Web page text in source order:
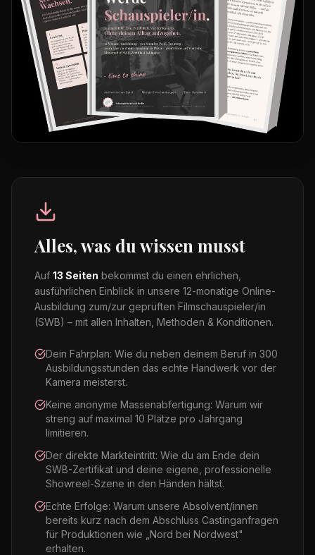
Alles, was du wissen musst
Auf 13 Seiten bekommst du einen ehrlichen,
ausführlichen Einblick in unsere 12-monatige Online-
Ausbildung zum/zur geprüften Filmschauspieler/in
(SWB) – mit allen Inhalten, Methoden & Konditionen.
Dein Fahrplan: Wie du neben deinem Beruf in 300
Ausbildungsstunden das echte Handwerk vor der
Kamera meisterst.
Keine anonyme Massenabfertigung: Warum wir
streng auf maximal 10 Plätze pro Jahrgang
limitieren.
Der direkte Markteintritt: Wie du am Ende dein
SWB-Zertifikat und deine eigene, professionelle
Showreel-Szene in den Händen hältst.
Echte Erfolge: Warum unsere Absolvent/innen
bereits kurz nach dem Abschluss Castinganfragen
für Produktionen wie „Nord bei Nordwest"
erhalten.